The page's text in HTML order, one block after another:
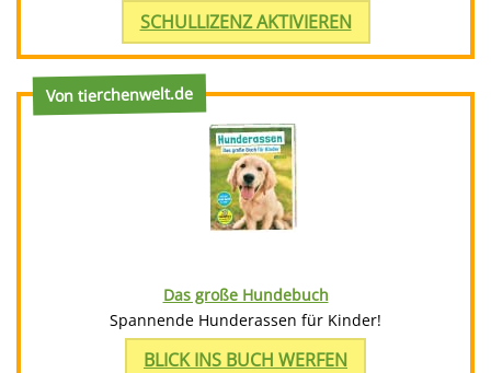
SCHULLIZENZ AKTIVIEREN
Von tierchenwelt.de
Das große Hundebuch
Spannende Hunderassen für Kinder!
BLICK INS BUCH WERFEN